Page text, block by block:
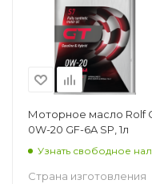
Моторное масло Rolf
0W-20 GF-6A SP, 1л
Узнать свободное
Страна изготовления